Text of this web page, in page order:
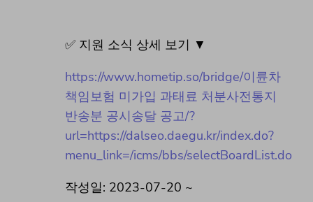
✅ 지원 소식 상세 보기 ▼
https://www.hometip.so/bridge/이륜차
책임보험 미가입 과태료 처분사전통지
반송분 공시송달 공고/?
url=https://dalseo.daegu.kr/index.do?
menu_link=/icms/bbs/selectBoardList.do
작성일: 2023-07-20 ~